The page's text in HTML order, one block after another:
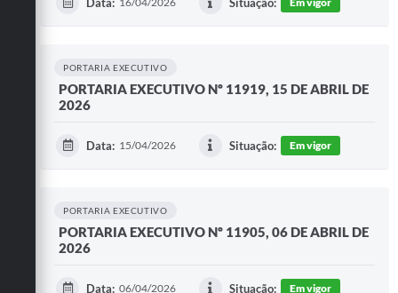
PORTARIA EXECUTIVO
PORTARIA EXECUTIVO Nº 11919, 15 DE ABRIL DE
2026
Data: 15/04/2026 Situação: Em vigor
PORTARIA EXECUTIVO
PORTARIA EXECUTIVO Nº 11905, 06 DE ABRIL DE
2026
Data: 06/04/2026 Situação: Em vigor